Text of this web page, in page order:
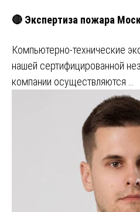
🔴 Экспертиза пожара
Компьютерно-технические
нашей сертифицированной
компании осуществляются …